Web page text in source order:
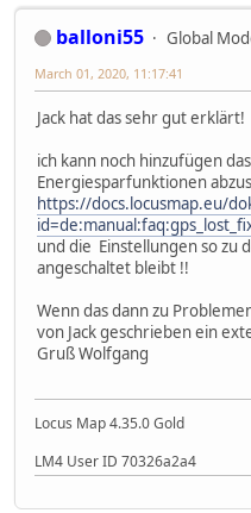
balloni55
Global
March 01, 2020, 11:17:41
Jack hat das sehr gut erklärt!
ich kann noch hinzufügen
Energiesparfunktionen
https://docs.locusmap.eu/
und die Einstellungen so zu
angeschaltet bleibt !!
Wenn das dann zu
von Jack geschrieben ein
Gruß Wolfgang
Locus Map 4.35.0 Gold
LM4 User ID 70326a2a4